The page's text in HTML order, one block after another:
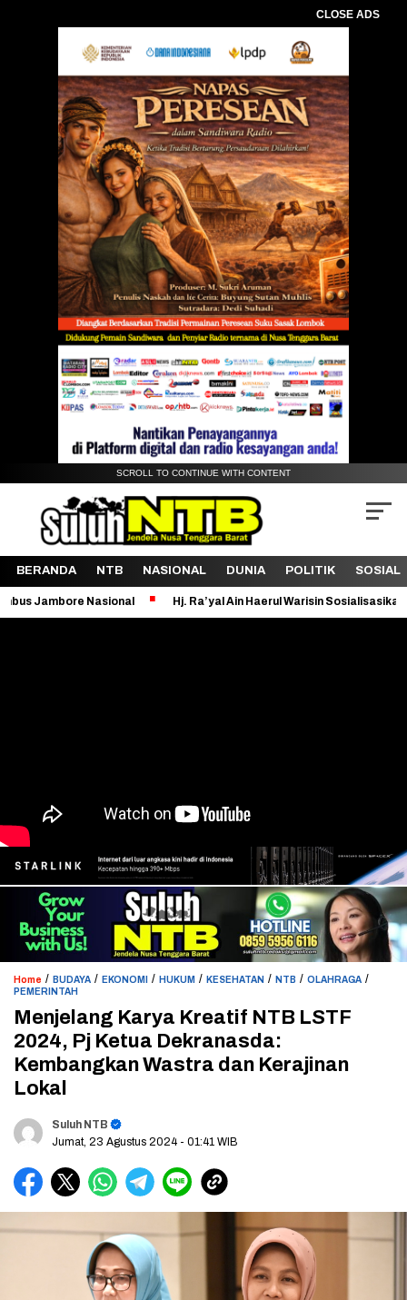
CLOSE ADS
SCROLL TO CONTINUE WITH CONTENT
BERANDA NTB NASIONAL DUNIA POLITIK SOSIAL
Hj. Ra’yal Ain Haerul Warisin Sosialisasikan Bantuan Sosial
Home / BUDAYA / EKONOMI / HUKUM / KESEHATAN / NTB / OLAHRAGA /
PEMERINTAH
Menjelang Karya Kreatif NTB LSTF
2024, Pj Ketua Dekranasda:
Kembangkan Wastra dan Kerajinan
Lokal
Suluh NTB
Jumat, 23 Agustus 2024 - 01:41 WIB